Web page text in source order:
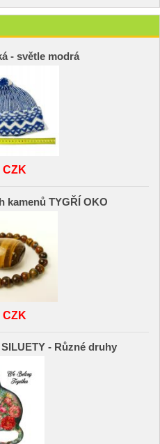
- světle modrá
CZK
kamenů TYGŘÍ OKO
CZK
- Různé druhy